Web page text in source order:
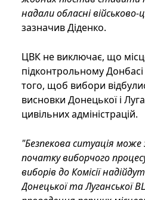
надали обласні військово-
зазначив Діденко.
ЦВК не виключає, що
підконтрольному
того, щоб вибори
висновки Донецької і
цивільних адміністрацій.
"Безпекова ситуація
початку виборчого
виборів до Комісії
Донецької та Луганської